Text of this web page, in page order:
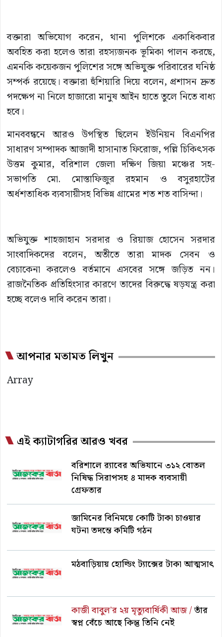
বক্তারা অভিযোগ করেন, থানা পুলিশকে একাধিকবার
অবহিত করা হলেও তারা রহস্যজনক ভূমিকা পালন করছে,
এমনকি কয়েকজন পুলিশের সঙ্গে অভিযুক্ত পরিবারের ঘনিষ্ঠ
সম্পর্ক রয়েছে। বক্তারা হুঁশিয়ারি দিয়ে বলেন, প্রশাসন দ্রুত
পদক্ষেপ না নিলে হাজারো মানুষ আইন হাতে তুলে নিতে বাধ্য
হবে।
মানববন্ধনে আরও উপস্থিত ছিলেন ইউনিয়ন বিএনপির
সাধারণ সম্পাদক আজাদী হাসানাত ফিরোজ, পল্লি চিকিৎসক
উত্তম কুমার, বরিশাল জেলা দক্ষিণ জিয়া মঞ্চের সহ-
সভাপতি মো. মোস্তাফিজুর রহমান ও বসুরহাটের
অর্ধশতাধিক ব্যবসায়ীসহ বিভিন্ন গ্রামের শত শত বাসিন্দা।
অভিযুক্ত শাহজাহান সরদার ও রিয়াজ হোসেন সরদার
সাংবাদিকদের বলেন, অতীতে তারা মাদক সেবন ও
বেচাকেনা করলেও বর্তমানে এসবের সঙ্গে জড়িত নন।
রাজনৈতিক প্রতিহিংসার কারণে তাদের বিরুদ্ধে ষড়যন্ত্র করা
হচ্ছে বলেও দাবি করেন তারা।
আপনার মতামত লিখুন
Array
এই ক্যাটাগরির আরও খবর
বরিশালে র‍্যাবের অভিযানে ৩১২ বোতল
নিষিদ্ধ সিরাপসহ ৪ মাদক ব্যবসায়ী
গ্রেফতার
জামিনের বিনিময়ে কোটি টাকা চাওয়ার
ঘটনা তদন্তে কমিটি গঠন
মঠবাড়িয়ায় হোল্ডিং ট্যাক্সের টাকা আত্মসাৎ
কাজী বাবুল’র ২য় মৃত্যুবার্ষিকী আজ /তাঁর
স্বপ্ন বেঁচে আছে কিন্তু তিনি নেই